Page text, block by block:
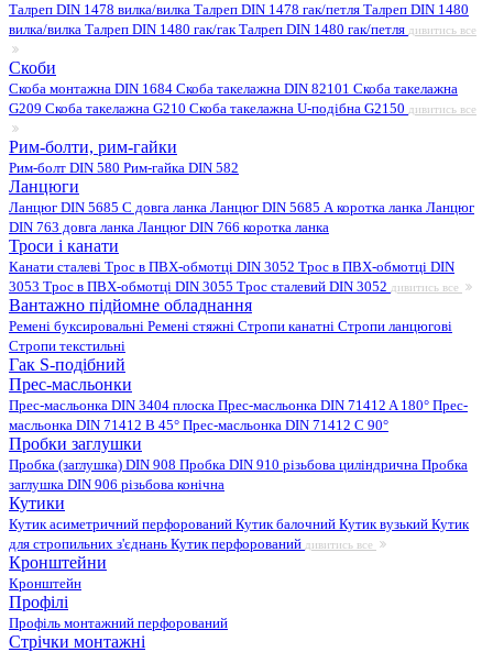
Талреп DIN 1478 вилка/вилка Талреп DIN 1478 гак/петля Талреп DIN 1480
вилка/вилка Талреп DIN 1480 гак/гакТалреп DIN 1480 гак/петля дивитись все
Скоби
Скоба монтажна DIN 1684 Скоба такелажна DIN 82101 Скоба такелажна
G209 Скоба такелажна G210 Скоба такелажна U-подібна G2150 дивитись все
Рим-болти, рим-гайки
Рим-болт DIN 580 Рим-гайка DIN 582
Ланцюги
Ланцюг DIN 5685 C довга ланка Ланцюг DIN 5685 А коротка ланка Ланцюг
DIN 763 довга ланка Ланцюг DIN 766 коротка ланка
Троси і канати
Канати сталеві Трос в ПВХ-обмотці DIN 3052 Трос в ПВХ-обмотці DIN
3053 Трос в ПВХ-обмотці DIN 3055 Трос сталевий DIN 3052 дивитись все
Вантажно підйомне обладнання
Ремені буксировальні Ремені стяжні Стропи канатні Стропи ланцюгові
Стропи текстильні
Гак S-подібний
Прес-масльонки
Прес-масльонка DIN 3404 плоска Прес-масльонка DIN 71412 A 180° Прес-
масльонка DIN 71412 B 45° Прес-масльонка DIN 71412 C 90°
Пробки заглушки
Пробка (заглушка) DIN 908 Пробка DIN 910 різьбова циліндрична Пробка
заглушка DIN 906 різьбова конічна
Кутики
Кутик асиметричний перфорований Кутик балочний Кутик вузький Кутик
для стропильних з'єднань Кутик перфорований дивитись все
Кронштейни
Кронштейн
Профілі
Профіль монтажний перфорований
Стрічки монтажні